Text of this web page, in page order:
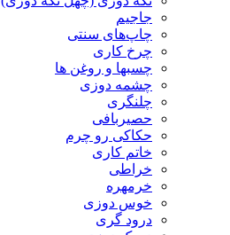
جاجیم
چاپ‌های سنتی
چرخ کاری
چسبها و روغن ها
چشمه دوزی
چلنگری
حصیربافی
حکاکی رو چرم
خاتم کاری
خراطی
خرمهره
خوس دوزی
درود گری